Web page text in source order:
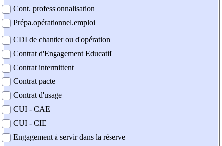
Cont. professionnalisation
Prépa.opérationnel.emploi
CDI de chantier ou d'opération
Contrat d'Engagement Educatif
Contrat intermittent
Contrat pacte
Contrat d'usage
CUI - CAE
CUI - CIE
Engagement à servir dans la réserve